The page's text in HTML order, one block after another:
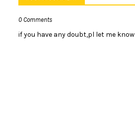
0 Comments
if you have any doubt,pl let me know